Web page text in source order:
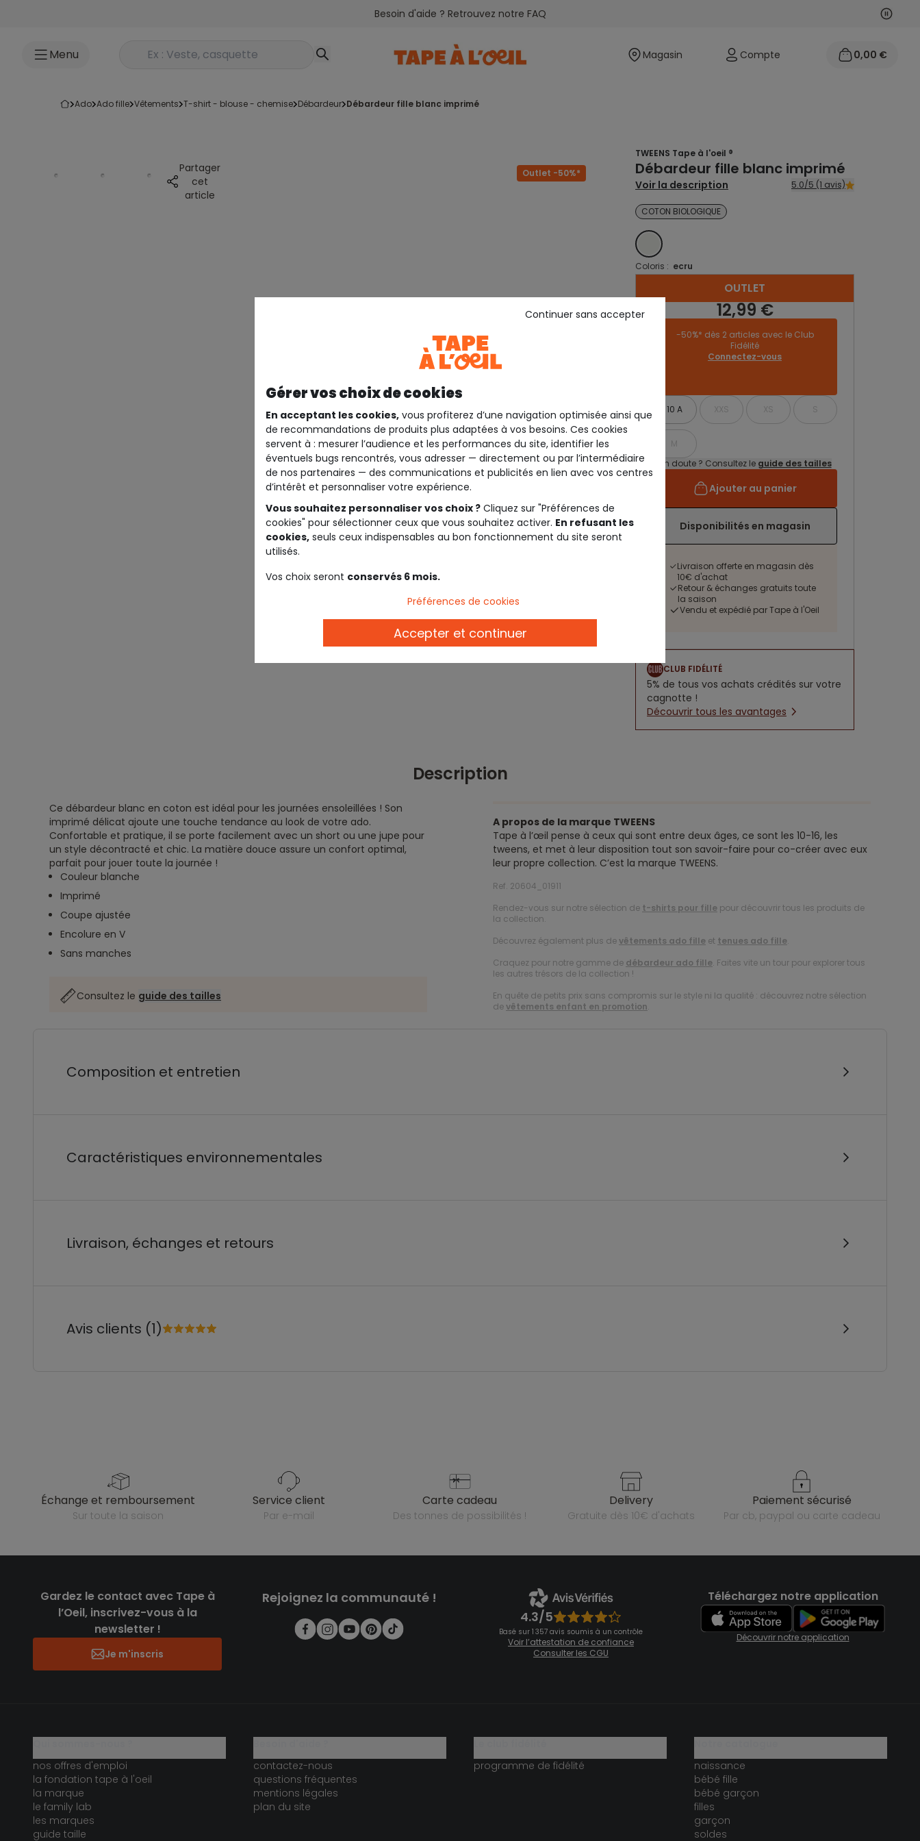
Besoin d'aide ? Retrouvez notre FAQ
Menu Rechercher un produit Magasin Compte 0,00 €
ado ado fille vêtements t-shirt - blouse - chemise débardeur débardeur fille blanc imprimé
Partager
cet
article
Outlet -50%*
TWEENS Tape à l'oeil ®
Débardeur fille blanc imprimé
Voir la description 5.0/5 (1 avis)
COTON BIOLOGIQUE
ECRU
Coloris : ecru
OUTLET
12,99 €
-50%* dès 2 articles avec le Club
Fidélité
Connectez-vous
10 A XXS XS S
M
Un doute ? Consultez le guide des tailles
Ajouter au panier
Disponibilités en magasin
Livraison offerte en magasin dès
10€ d'achat
Retour & échanges gratuits toute
la saison
Vendu et expédié par Tape à l'Oeil
CLUB FIDÉLITÉ
5% de tous vos achats crédités sur votre
cagnotte !
Découvrir tous les avantages
Description
Ce débardeur blanc en coton est idéal pour les journées ensoleillées ! Son
imprimé délicat ajoute une touche tendance au look de votre ado.
Confortable et pratique, il se porte facilement avec un short ou une jupe pour
un style décontracté et chic. La matière douce assure un confort optimal,
parfait pour jouer toute la journée !
Couleur blanche
Imprimé
Coupe ajustée
Encolure en V
Sans manches
Consultez le guide des tailles
A propos de la marque TWEENS
Tape à l’œil pense à ceux qui sont entre deux âges, ce sont les 10-16, les
tweens, et met à leur disposition tout son savoir-faire pour co-créer avec eux
leur propre collection. C’est la marque TWEENS.
Ref. 20604_01911
Rendez-vous sur notre sélection de t-shirts pour fille pour découvrir tous les produits de
la collection.
Découvrez également plus devêtements ado fille et tenues ado fille.
Craquez pour notre gamme de débardeur ado fille. Faites vite un tour pour explorer tous
les autres trésors de la collection !
En quête de petits prix sans compromis sur le style ni la qualité : découvrez notre sélection
devêtements enfant en promotion.
Composition et entretien
Caractéristiques environnementales
Livraison, échanges et retours
Avis clients (1)
échange et remboursement
sur toute la saison
service client
par e-mail
carte cadeau
des tonnes de possibilités !
delivery
gratuite dès 10€ d'achats
paiement sécurisé
par cb, paypal ou carte cadeau
Gardez le contact avec Tape à
l’Oeil, inscrivez-vous à la
newsletter !
Je m'inscris
Rejoignez la communauté !
4.3/5
Basé sur 1 357 avis soumis à un contrôle
Voir l’attestation de confiance
Consulter les CGU
Téléchargez notre application
Découvrir notre application
nos offres d'emploi
la fondation tape à l'oeil
la marque
le family lab
les marques
guide taille
contactez-nous
questions fréquentes
mentions légales
plan du site
programme de fidélité
naissance
bébé fille
bébé garçon
filles
garçon
soldes
Gérer vos choix de cookies
En acceptant les cookies, vous profiterez d’une navigation optimisée ainsi que
de recommandations de produits plus adaptées à vos besoins. Ces cookies
servent à : mesurer l’audience et les performances du site, identifier les
éventuels bugs rencontrés, vous adresser — directement ou par l’intermédiaire
de nos partenaires — des communications et publicités en lien avec vos centres
d’intérêt et personnaliser votre expérience.
Vous souhaitez personnaliser vos choix ? Cliquez sur "Préférences de
cookies" pour sélectionner ceux que vous souhaitez activer. En refusant les
cookies, seuls ceux indispensables au bon fonctionnement du site seront
utilisés.
Vos choix seront conservés 6 mois.
Continuer sans accepter
Préférences de cookies
Accepter et continuer